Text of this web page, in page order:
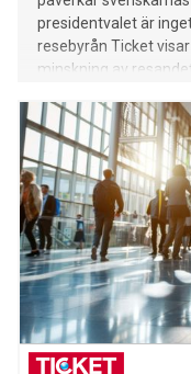
presidentvalet är
resebyrån Ticket
minskning av